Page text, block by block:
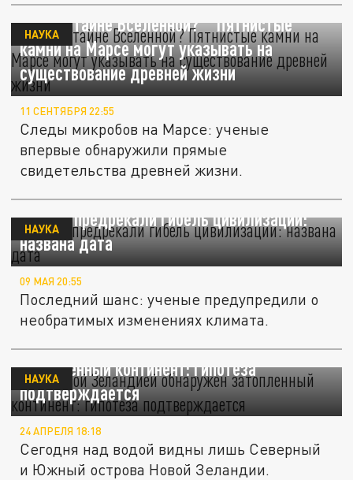
Ключ к тайне Вселенной? " Пятнистые"
камни на Марсе могут указывать на
существование древней жизни
НАУКА
11 СЕНТЯБРЯ 22:55
Следы микробов на Марсе: ученые
впервые обнаружили прямые
свидетельства древней жизни.
Учёные предрекали гибель цивилизации:
названа дата
НАУКА
09 МАЯ 20:55
Последний шанс: ученые предупредили о
необратимых изменениях климата.
Под Новой Зеландией обнаружен
затопленный континент: гипотеза
подтверждается
НАУКА
24 АПРЕЛЯ 18:18
Сегодня над водой видны лишь Северный
и Южный острова Новой Зеландии.